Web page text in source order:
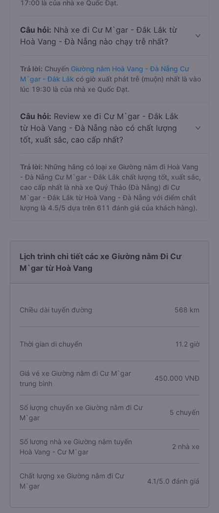
17:00 là của nhà xe Quốc Đạt.
Câu hỏi: Nhà xe đi Cư M`gar - Đắk Lắk từ
Hoà Vang - Đà Nẵng nào chạy trễ nhất?
Trả lời: Chuyến Giường nằm Hoà Vang - Đà Nẵng Cư
M`gar - Đắk Lắk có giờ xuất phát trễ (muộn) nhất là vào
lúc 19:30 là của nhà xe Quốc Đạt.
Câu hỏi: Review xe đi Cư M`gar - Đắk Lắk
từ Hoà Vang - Đà Nẵng nào có chất lượng
tốt, xuất sắc, cao cấp nhất?
Trả lời: Những hãng có loại xe Giường nằm đi Hoà Vang
- Đà Nẵng Cư M`gar - Đắk Lắk chất lượng tốt, xuất sắc,
cao cấp nhất là nhà xe Quý Thảo (Đà Nẵng) đi Cư
M`gar - Đắk Lắk từ Hoà Vang - Đà Nẵng với điểm chất
lượng là 4.5/5 dựa trên 611 đánh giá của khách hàng).
Lịch trình chi tiết các xe Giường nằm Đi Cư
M`gar từ Hoà Vang
Chiều dài tuyến đường 568 km
Thời gian di chuyển 11.2 giờ
Giá vé xe Giường nằm đi Cư M`gar
trung bình
450.000 VNĐ
Số lượng chuyến xe Giường nằm đi Cư
M`gar
5 chuyến
Số lượng nhà xe Giường nằm tuyến
Hoà Vang - Cư M`gar
2 nhà xe
Chất lượng xe Giường nằm đi Cư
M`gar
4.1/5.0 đánh giá